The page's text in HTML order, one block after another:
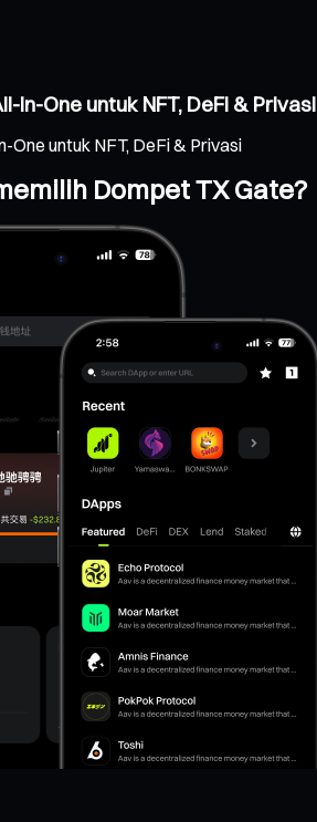
in-One untuk NFT, DeFi & Privasi
One untuk NFT, DeFi & Privasi
Dompet TX Gate?